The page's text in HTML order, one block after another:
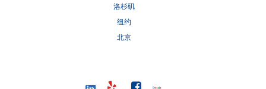
洛杉矶
纽约
北京